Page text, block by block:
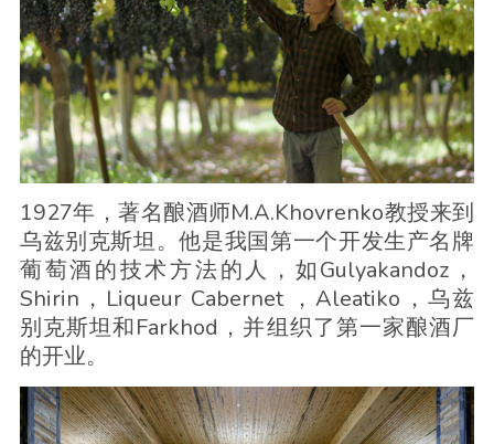
1927年，著名酿酒师M.A.Khovrenko教授来到
乌兹别克斯坦。他是我国第一个开发生产名牌
葡萄酒的技术方法的人，如Gulyakandoz，
Shirin，Liqueur Cabernet ，Aleatiko，乌兹
别克斯坦和Farkhod，并组织了第一家酿酒厂
的开业。